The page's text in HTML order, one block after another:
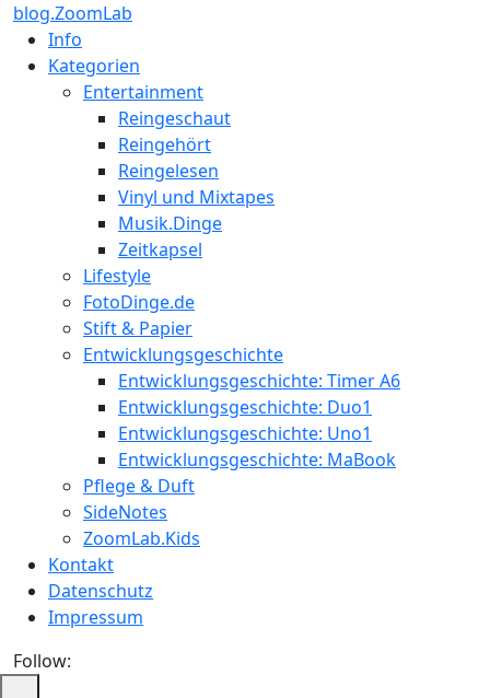
blog.ZoomLab
Info
Kategorien
Entertainment
Reingeschaut
Reingehört
Reingelesen
Vinyl und Mixtapes
Musik.Dinge
Zeitkapsel
Lifestyle
FotoDinge.de
Stift & Papier
Entwicklungsgeschichte
Entwicklungsgeschichte: Timer A6
Entwicklungsgeschichte: Duo1
Entwicklungsgeschichte: Uno1
Entwicklungsgeschichte: MaBook
Pflege & Duft
SideNotes
ZoomLab.Kids
Kontakt
Datenschutz
Impressum
Follow: